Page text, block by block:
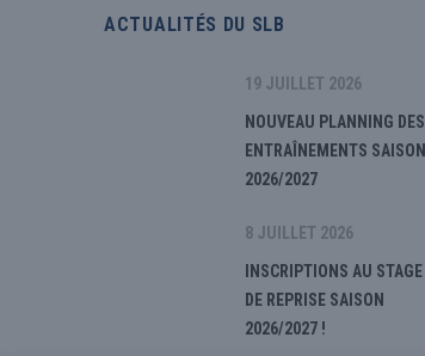
ACTUALITÉS DU SLB
19 JUILLET 2026
NOUVEAU PLANNING DES
ENTRAÎNEMENTS SAISON
2026/2027
8 JUILLET 2026
INSCRIPTIONS AU STAGE
DE REPRISE SAISON
2026/2027 !